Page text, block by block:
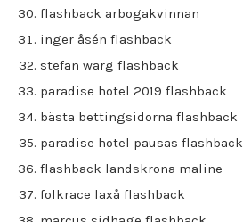
flashback arbogakvinnan
inger åsén flashback
stefan warg flashback
paradise hotel 2019 flashback
bästa bettingsidorna flashback
paradise hotel pausas flashback
flashback landskrona maline
folkrace laxå flashback